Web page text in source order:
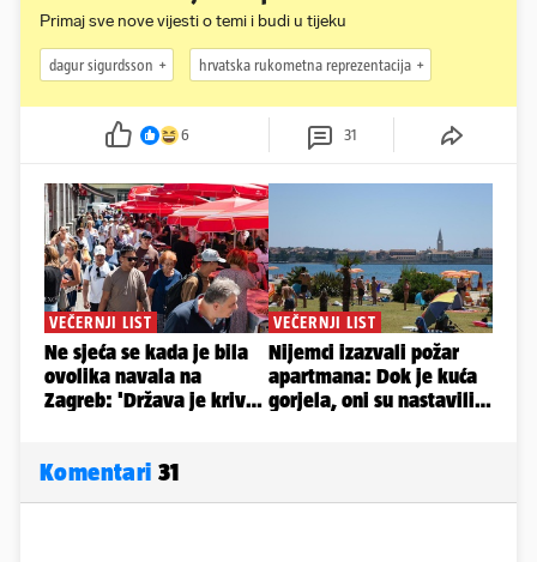
Primaj sve nove vijesti o temi i budi u tijeku
dagur sigurdsson hrvatska rukometna reprezentacija
6 31
Komentari 31